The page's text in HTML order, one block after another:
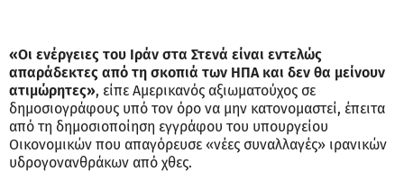
«Οι ενέργειες του Ιράν στα Στενά είναι εντελώς
απαράδεκτες από τη σκοπιά των ΗΠΑ και δεν θα μείνουν
ατιμώρητες», είπε Αμερικανός αξιωματούχος σε
δημοσιογράφους υπό τον όρο να μην κατονομαστεί, έπειτα
από τη δημοσιοποίηση εγγράφου του υπουργείου
Οικονομικών που απαγόρευσε «νέες συναλλαγές» ιρανικών
υδρογονανθράκων από χθες.